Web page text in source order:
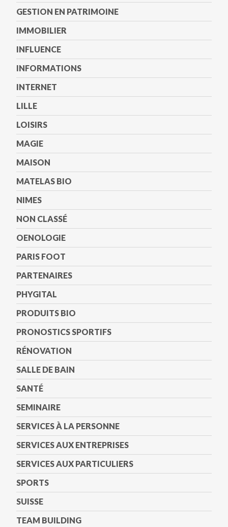
GESTION EN PATRIMOINE
IMMOBILIER
INFLUENCE
INFORMATIONS
INTERNET
LILLE
LOISIRS
MAGIE
MAISON
MATELAS BIO
NIMES
NON CLASSÉ
OENOLOGIE
PARIS FOOT
PARTENAIRES
PHYGITAL
PRODUITS BIO
PRONOSTICS SPORTIFS
RÉNOVATION
SALLE DE BAIN
SANTÉ
SEMINAIRE
SERVICES À LA PERSONNE
SERVICES AUX ENTREPRISES
SERVICES AUX PARTICULIERS
SPORTS
SUISSE
TEAM BUILDING